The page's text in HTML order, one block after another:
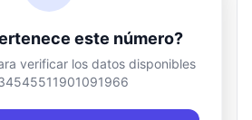
ubicación
Desconocido
este número?
verificar los datos disponibles